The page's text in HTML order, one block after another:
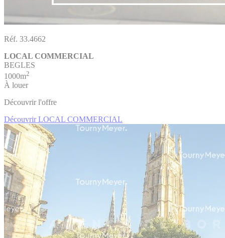
Réf. 33.4662
LOCAL COMMERCIAL
BEGLES
1000m2
À louer
Découvrir l'offre
Découvrir LOCAL COMMERCIAL